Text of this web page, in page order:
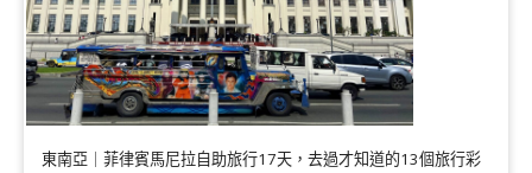
東南亞｜菲律賓馬尼拉自助旅行17天，去過才知道的13個旅行彩